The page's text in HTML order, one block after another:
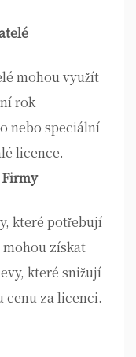
mohou využít
rok
nebo speciální
licence.
které potřebují
získat
které snižují
cenu za licenci.